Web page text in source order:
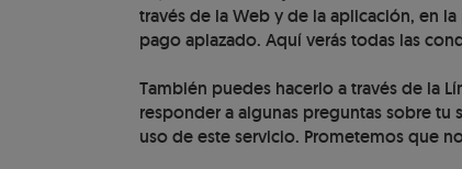
través de la Web y de la aplicación, en
pago aplazado. Aquí verás todas las
También puedes hacerlo a través de la
responder a algunas preguntas sobre tu
uso de este servicio. Prometemos que